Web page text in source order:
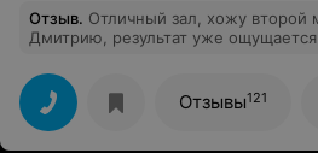
Отзыв. Отличный зал, хожу второй
Дмитрию, результат уже
Спасибо, так держать!
Отзывы121